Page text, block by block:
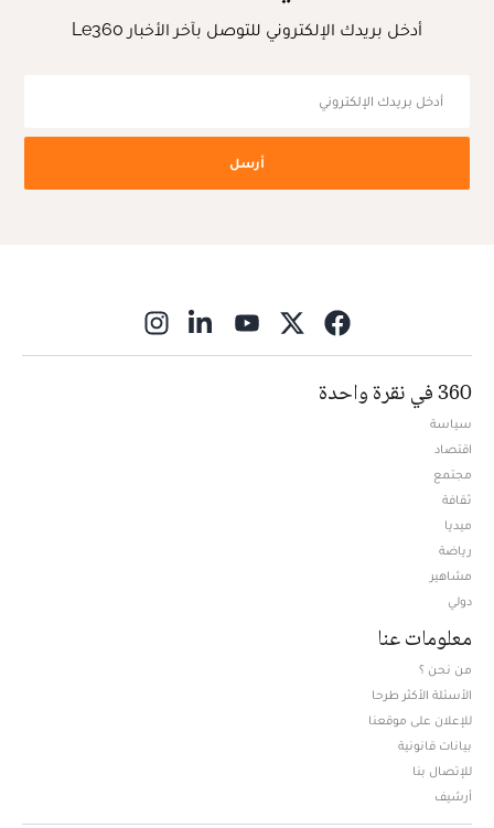
أدخل بريدك الإلكتروني للتوصل بآخر الأخبار Le360
أرسل
360 في نقرة واحدة
سياسة
اقتصاد
مجتمع
ثقافة
ميديا
رياضة
مشاهير
دولي
معلومات عنا
من نحن ؟
الأسئلة الأكثر طرحا
للإعلان على موقعنا
بيانات قانونية
للإتصال بنا
أرشيف